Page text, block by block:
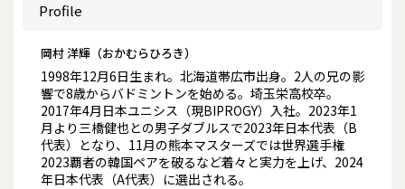
Profile
岡村 洋輝（おかむらひろき）
1998年12月6日生まれ。北海道帯広市出身。2人の兄の影
響で8歳からバドミントンを始める。埼玉栄高校卒。
2017年4月日本ユニシス（現BIPROGY）入社。2023年1
月より三橋健也との男子ダブルスで2023年日本代表（B
代表）となり、11月の熊本マスターズでは世界選手権
2023覇者の韓国ペアを破るなど着々と実力を上げ、2024
年日本代表（A代表）に選出される。